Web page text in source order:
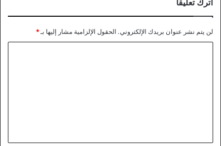
اترك تعليقاً
لن يتم نشر عنوان بريدك الإلكتروني. الحقول الإلزامية مشار إليها بـ*